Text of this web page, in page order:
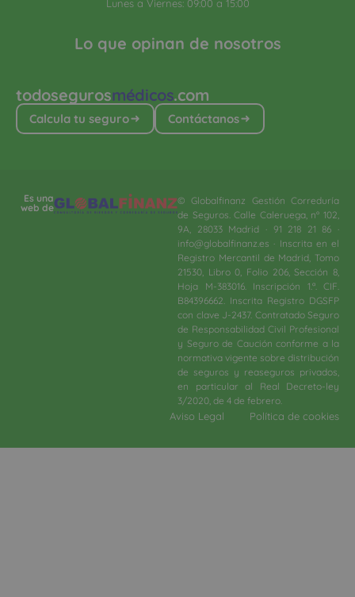
todosegurosmédicos.com
Calcula tu seguro Contáctanos
Lo que opinan de nosotros
Lunes a Viernes: 09:00 a 15:00
Es una
web de
© Globalfinanz Gestión Correduría
de Seguros. Calle Caleruega, nº 102,
9A, 28033 Madrid · 91 218 21 86 ·
info@globalfinanz.es · Inscrita en el
Registro Mercantil de Madrid, Tomo
21530, Libro 0, Folio 206, Sección 8,
Hoja M-383016. Inscripción 1.ª. CIF.
B84396662. Inscrita Registro DGSFP
con clave J-2437. Contratado Seguro
de Responsabilidad Civil Profesional
y Seguro de Caución conforme a la
normativa vigente sobre distribución
de seguros y reaseguros privados,
en particular al Real Decreto-ley
3/2020, de 4 de febrero.​
Aviso Legal Política de cookies